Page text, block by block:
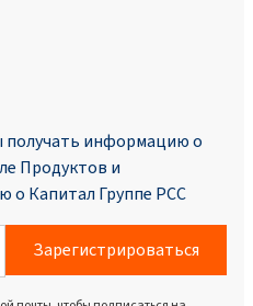
получать информацию о
Продуктoв и
Капитал Группе PCC
Зарегистрироваться